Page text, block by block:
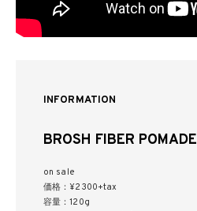
INFORMATION
BROSH FIBER POMADE
on sale
価格：¥2300+tax
容量：120g